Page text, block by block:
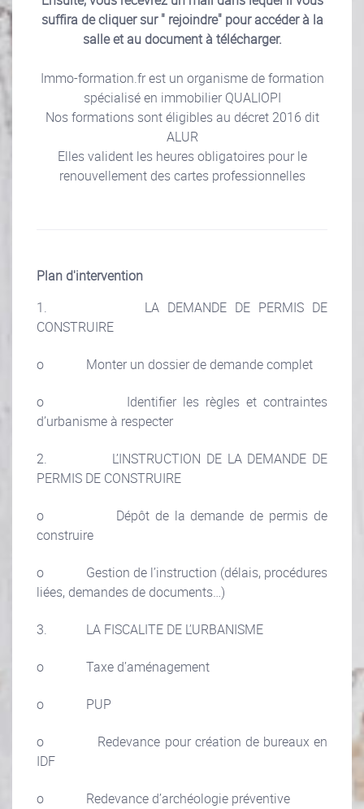
suffira de cliquer sur " rejoindre" pour accéder à la
salle et au document à télécharger.
Immo-formation.fr est un organisme de formation
spécialisé en immobilier QUALIOPI
Nos formations sont éligibles au décret 2016 dit
ALUR
Elles valident les heures obligatoires pour le
renouvellement des cartes professionnelles
Plan d'intervention
1. LA DEMANDE DE PERMIS DE
CONSTRUIRE
o Monter un dossier de demande complet
o Identifier les règles et contraintes
d’urbanisme à respecter
2. L’INSTRUCTION DE LA DEMANDE DE
PERMIS DE CONSTRUIRE
o Dépôt de la demande de permis de
construire
o Gestion de l’instruction (délais, procédures
liées, demandes de documents…)
3. LA FISCALITE DE L’URBANISME
o Taxe d’aménagement
o PUP
o Redevance pour création de bureaux en
IDF
o Redevance d’archéologie préventive